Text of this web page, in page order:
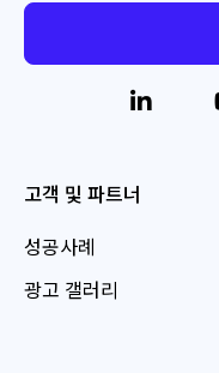
고객 및 파트너
성공사례
광고 갤러리